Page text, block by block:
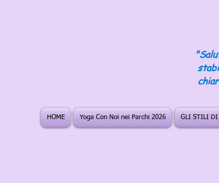
HOME Yoga Con Noi nei Parchi 2026 GLI STILI DI